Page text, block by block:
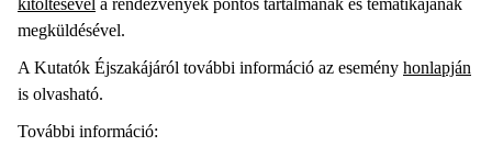
megküldésével.
A Kutatók Éjszakájáról további információ az esemény honlapján
is olvasható.
További információ: